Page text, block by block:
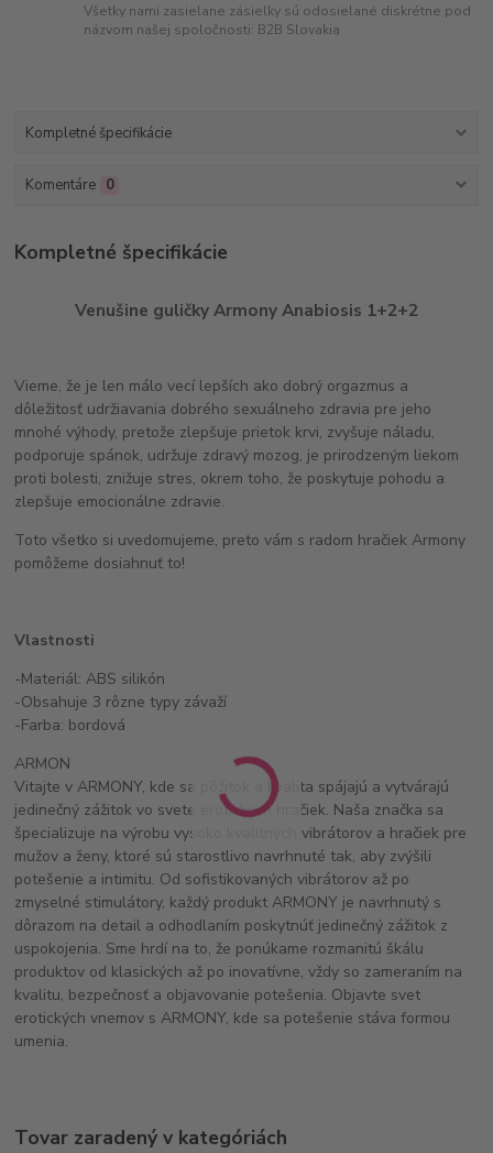
Všetky nami zasielane zásielky sú odosielané diskrétne pod
názvom našej spoločnosti: B2B Slovakia
Kompletné špecifikácie
Komentáre 0
Kompletné špecifikácie
Venušine guličky Armony Anabiosis 1+2+2
Vieme, že je len málo vecí lepších ako dobrý orgazmus a
dôležitosť udržiavania dobrého sexuálneho zdravia pre jeho
mnohé výhody, pretože zlepšuje prietok krvi, zvyšuje náladu,
podporuje spánok, udržuje zdravý mozog, je prirodzeným liekom
proti bolesti, znižuje stres, okrem toho, že poskytuje pohodu a
zlepšuje emocionálne zdravie.
Toto všetko si uvedomujeme, preto vám s radom hračiek Armony
pomôžeme dosiahnuť to!
Vlastnosti
-Materiál: ABS silikón
-Obsahuje 3 rôzne typy závaží
-Farba: bordová
ARMON
Vitajte v ARMONY, kde sa pôžitok a kvalita spájajú a vytvárajú
jedinečný zážitok vo svete erotických hračiek. Naša značka sa
špecializuje na výrobu vysoko kvalitných vibrátorov a hračiek pre
mužov a ženy, ktoré sú starostlivo navrhnuté tak, aby zvýšili
potešenie a intimitu. Od sofistikovaných vibrátorov až po
zmyselné stimulátory, každý produkt ARMONY je navrhnutý s
dôrazom na detail a odhodlaním poskytnúť jedinečný zážitok z
uspokojenia. Sme hrdí na to, že ponúkame rozmanitú škálu
produktov od klasických až po inovatívne, vždy so zameraním na
kvalitu, bezpečnosť a objavovanie potešenia. Objavte svet
erotických vnemov s ARMONY, kde sa potešenie stáva formou
umenia.
Tovar zaradený v kategóriách